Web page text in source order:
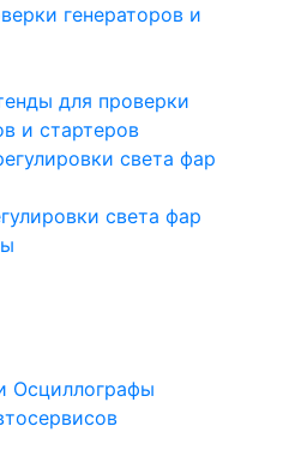
генераторов и
для проверки
и стартеров
света фар
света фар
Осциллографы